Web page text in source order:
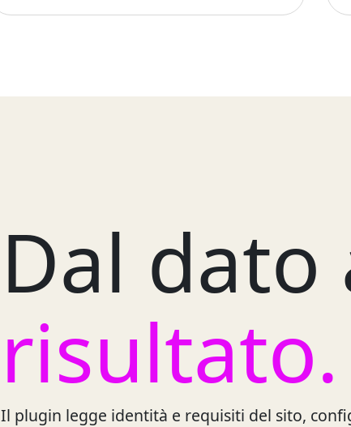
Dal dato
risultato.
Il plugin legge identità e requisiti del sito,